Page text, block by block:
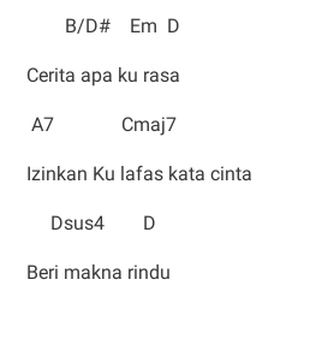
B/D# Em D
Cerita apa ku rasa
A7 Cmaj7
Izinkan Ku lafas kata cinta
Dsus4 D
Beri makna rindu